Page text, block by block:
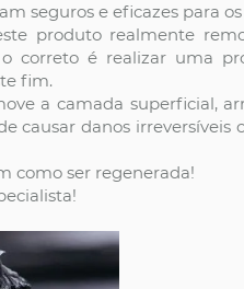
seguros e eficazes para
produto realmente
o correto é realizar uma
fim.
a camada superficial,
causar danos irreversíveis
como ser regenerada!